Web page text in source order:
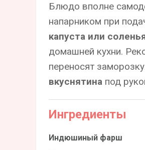
Блюдо вполне
напарником при
капуста или
домашней кухни.
переносят
вкуснятина под
Ингредиенты
Индюшиный фарш